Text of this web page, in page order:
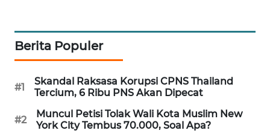
Berita Populer
#1
Skandal Raksasa Korupsi CPNS Thailand
Tercium, 6 Ribu PNS Akan Dipecat
#2
Muncul Petisi Tolak Wali Kota Muslim New
York City Tembus 70.000, Soal Apa?
WAHANA
OTOMOTIF
WAHANA
HEALTH
WAHANA
DESA